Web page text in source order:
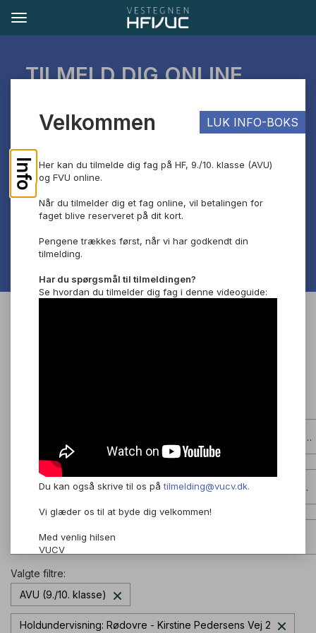
TILMELD DIG ONLINE
Hvis du har spørgsmål, kan du skrive til os på
tilmelding@vucv.dk.
Vi glæder os til at byde dig velkommen!
HF, AVU, FVU eller ordblindeundervisning? (AVU (9./10.
Hvilke fag?
Valgte filtre:
AVU (9./10. klasse)
Holdundervisning: Rødovre - Kirstine Pedersens Vej 2
Info
Velkommen
Her kan du tilmelde dig fag på HF, 9./10. klasse (AVU)
og FVU online.
Når du tilmelder dig et fag online, vil betalingen for
faget blive reserveret på dit kort.
Pengene trækkes først, når vi har godkendt din
tilmelding.
Har du spørgsmål til tilmeldingen?
Se hvordan du tilmelder dig fag i denne videoguide:
Du kan også skrive til os påtilmelding@vucv.dk.
Vi glæder os til at byde dig velkommen!
Med venlig hilsen
VUCV
LUK INFO-BOKS